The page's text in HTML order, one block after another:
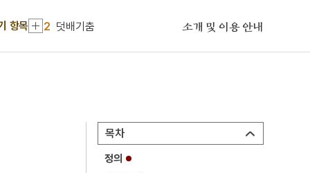
항목
2 덧배기춤
3 뎨김
소개 및 이용 안내
목차
정의